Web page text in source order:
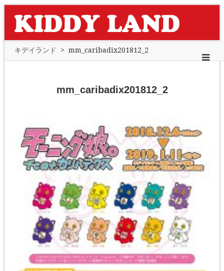
キデイランド > mm_caribadix201812_2
mm_caribadix201812_2